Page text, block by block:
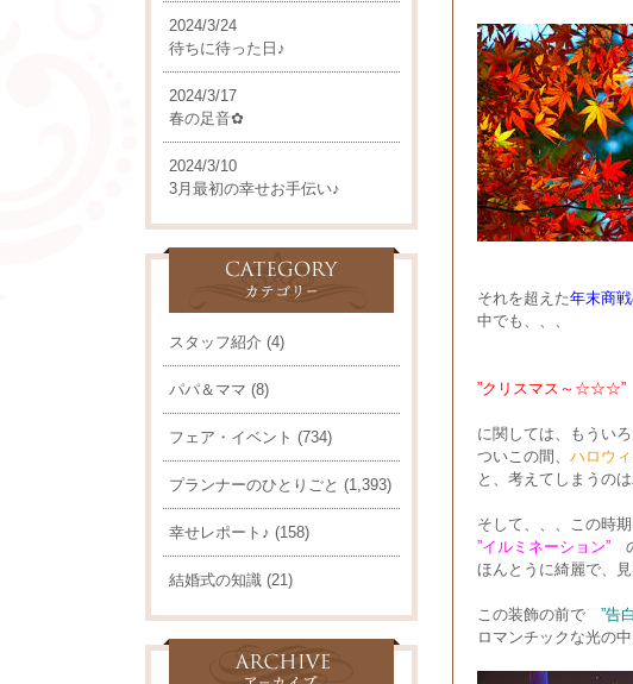
2024/3/24
待ちに待った日♪
2024/3/17
春の足音✿
2024/3/10
3月最初の幸せお手伝い♪
スタッフ紹介 (4)
パパ＆ママ (8)
フェア・イベント (734)
プランナーのひとりごと (1,393)
幸せレポート♪ (158)
結婚式の知識 (21)
それを超えた年末商戦
中でも、、、
”クリスマス～☆☆☆”
に関しては、もうい
ついこの間、 ハロウ
と、考えてしまうの
そして、、、この時
”イルミネーション”
ほんとうに綺麗で、
この装飾の前で ”告
ロマンチックな光の